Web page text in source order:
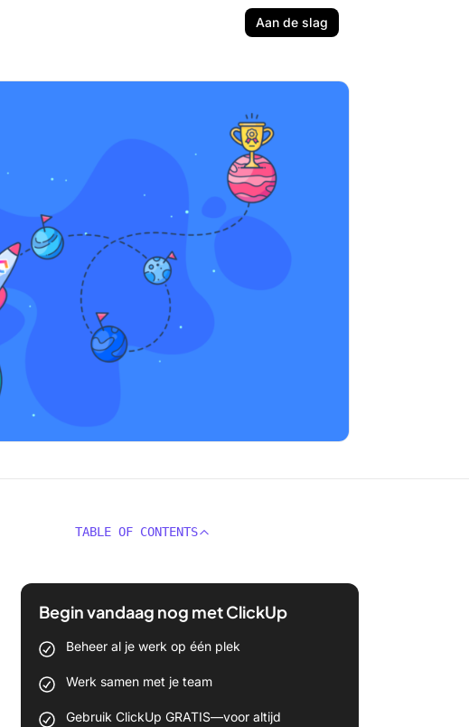
Aan de slag
TABLE OF CONTENTS
Begin vandaag nog met ClickUp
Beheer al je werk op één plek
Werk samen met je team
Gebruik ClickUp GRATIS—voor altijd